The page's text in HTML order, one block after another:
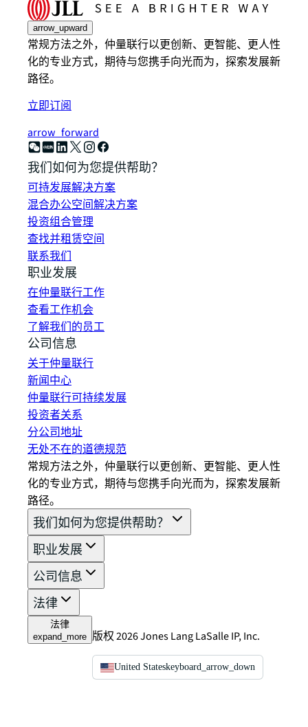
arrow_upward
常规方法之外，仲量联行以更创新、更智能、更人性
化的专业方式，期待与您携手向光而为，探索发展新
路径。
立即订阅
arrow_forward
我们如何为您提供帮助？
可持发展解决方案
混合办公空间解决方案
投资组合管理
查找并租赁空间
联系我们
职业发展
在仲量联行工作
查看工作机会
了解我们的员工
公司信息
关于仲量联行
新闻中心
仲量联行可持续发展
投资者关系
分公司地址
无处不在的道德规范
常规方法之外，仲量联行以更创新、更智能、更人性
化的专业方式，期待与您携手向光而为，探索发展新
路径。
我们如何为您提供帮助？
职业发展
公司信息
法律
法律
expand_more 版权 2026 Jones Lang LaSalle IP, Inc.
United Stateskeyboard_arrow_down